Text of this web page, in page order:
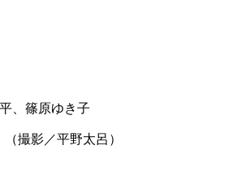
、篠原ゆき子
撮影／平野太呂）